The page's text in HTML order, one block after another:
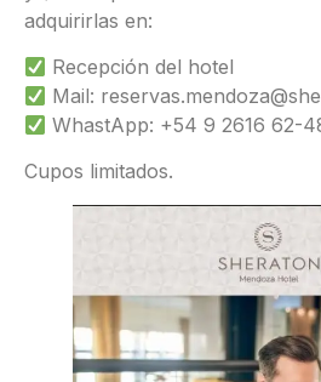
adquirirlas en:
Recepción del hotel
Mail:
WhastApp: +54 9 2616 62-
Cupos limitados.